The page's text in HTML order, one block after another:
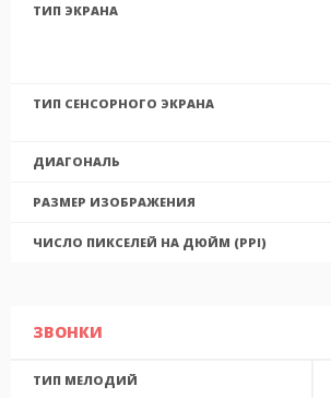
ТИП ЭКРАНА
ТИП СЕНСОРНОГО ЭКРАНА
ДИАГОНАЛЬ
РАЗМЕР ИЗОБРАЖЕНИЯ
ЧИСЛО ПИКСЕЛЕЙ НА ДЮЙМ (PPI)
ЗВОНКИ
ТИП МЕЛОДИЙ